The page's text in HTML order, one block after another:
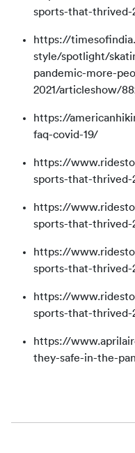
sports-that-thrived-
https://
style/spotlight/
pandemic-more-
2021/articleshow/
https://
faq-covid-19/
https://
sports-that-thrived-
https://
sports-that-thrived-
https://
sports-that-thrived-
https://
sports-that-thrived-
https://
they-safe-in-the-